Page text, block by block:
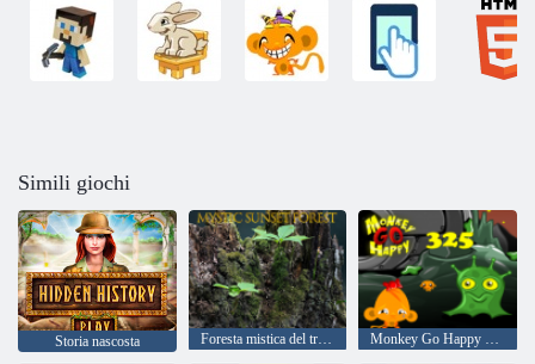
Simili giochi
Storia nascosta Foresta mistica del tramonto Monkey Go Happy Stage 325